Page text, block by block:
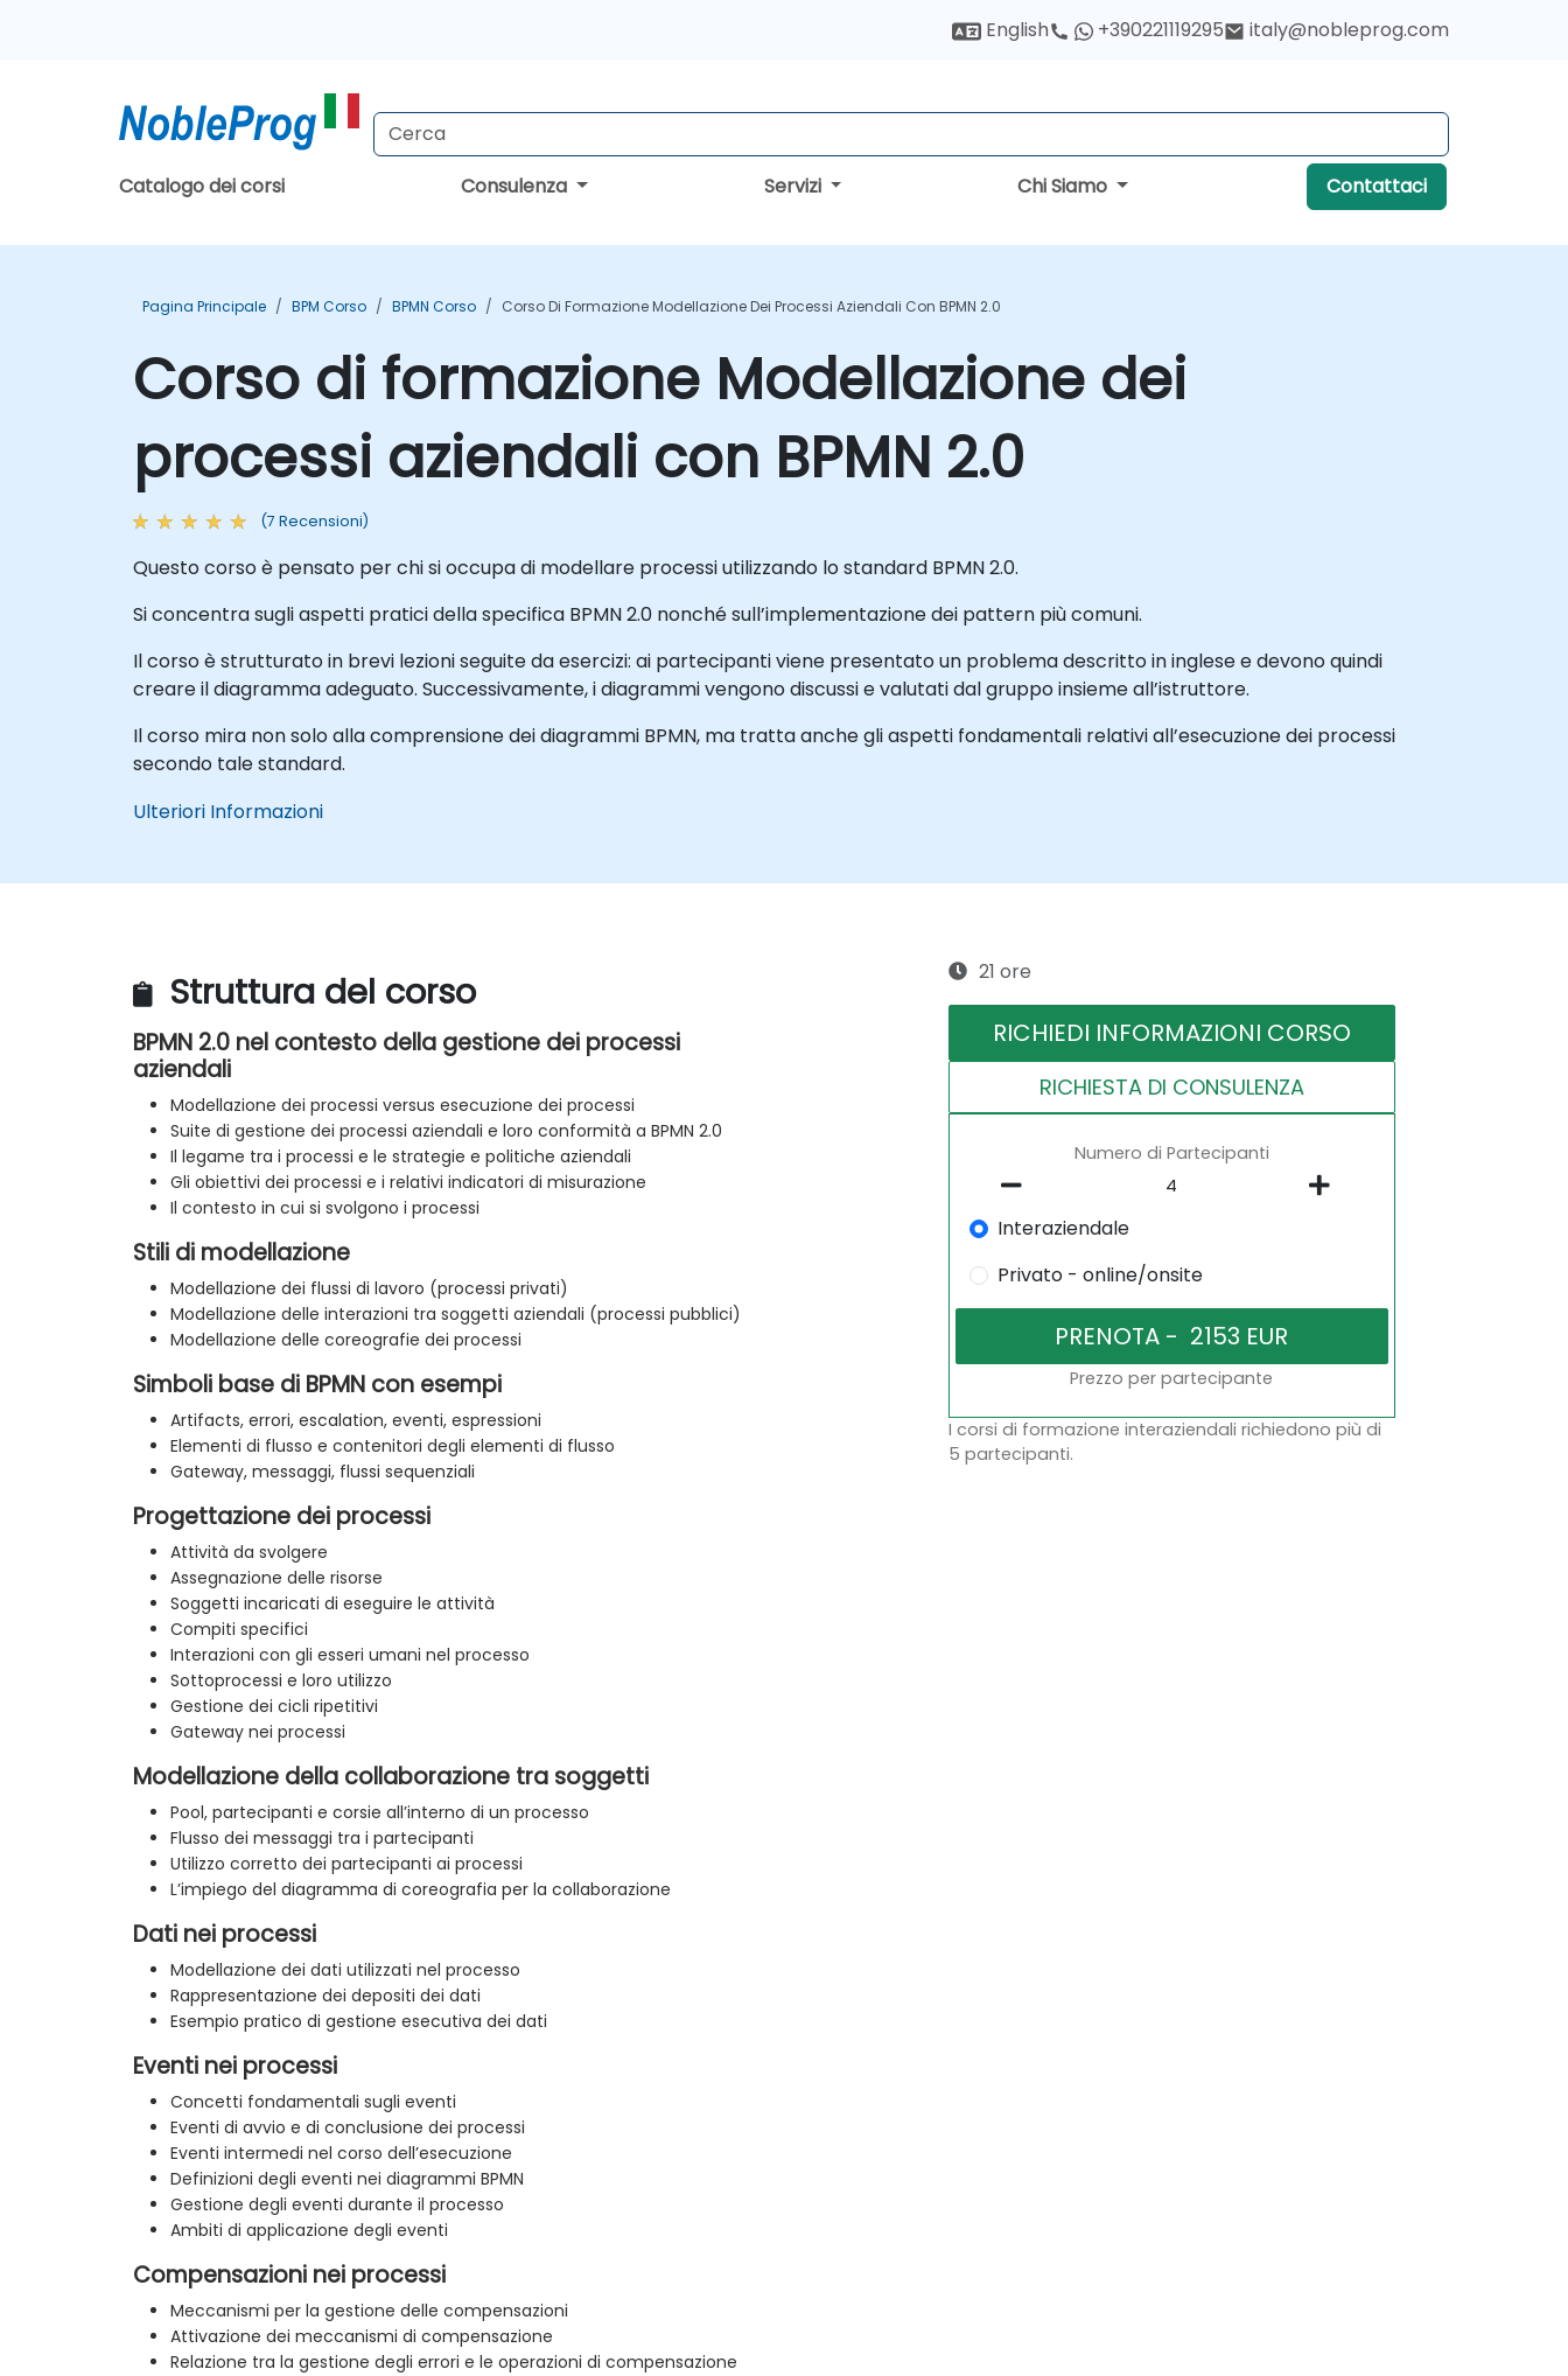
English +390221119295 italy@nobleprog.com
Catalogo dei corsi Consulenza Servizi Chi Siamo Contattaci
Pagina Principale BPM Corso BPMN Corso Corso Di Formazione Modellazione Dei Processi Aziendali Con BPMN 2.0
Corso di formazione Modellazione dei
processi aziendali con BPMN 2.0
(7 Recensioni)
Questo corso è pensato per chi si occupa di modellare processi utilizzando lo standard BPMN 2.0.
Si concentra sugli aspetti pratici della specifica BPMN 2.0 nonché sull’implementazione dei pattern più comuni.
Il corso è strutturato in brevi lezioni seguite da esercizi: ai partecipanti viene presentato un problema descritto in inglese e devono quindi
creare il diagramma adeguato. Successivamente, i diagrammi vengono discussi e valutati dal gruppo insieme all’istruttore.
Il corso mira non solo alla comprensione dei diagrammi BPMN, ma tratta anche gli aspetti fondamentali relativi all’esecuzione dei processi
secondo tale standard.
Ulteriori Informazioni
Struttura del corso
BPMN 2.0 nel contesto della gestione dei processi
aziendali
Modellazione dei processi versus esecuzione dei processi
Suite di gestione dei processi aziendali e loro conformità a BPMN 2.0
Il legame tra i processi e le strategie e politiche aziendali
Gli obiettivi dei processi e i relativi indicatori di misurazione
Il contesto in cui si svolgono i processi
Stili di modellazione
Modellazione dei flussi di lavoro (processi privati)
Modellazione delle interazioni tra soggetti aziendali (processi pubblici)
Modellazione delle coreografie dei processi
Simboli base di BPMN con esempi
Artifacts, errori, escalation, eventi, espressioni
Elementi di flusso e contenitori degli elementi di flusso
Gateway, messaggi, flussi sequenziali
Progettazione dei processi
Attività da svolgere
Assegnazione delle risorse
Soggetti incaricati di eseguire le attività
Compiti specifici
Interazioni con gli esseri umani nel processo
Sottoprocessi e loro utilizzo
Gestione dei cicli ripetitivi
Gateway nei processi
Modellazione della collaborazione tra soggetti
Pool, partecipanti e corsie all’interno di un processo
Flusso dei messaggi tra i partecipanti
Utilizzo corretto dei partecipanti ai processi
L’impiego del diagramma di coreografia per la collaborazione
Dati nei processi
Modellazione dei dati utilizzati nel processo
Rappresentazione dei depositi dei dati
Esempio pratico di gestione esecutiva dei dati
Eventi nei processi
Concetti fondamentali sugli eventi
Eventi di avvio e di conclusione dei processi
Eventi intermedi nel corso dell’esecuzione
Definizioni degli eventi nei diagrammi BPMN
Gestione degli eventi durante il processo
Ambiti di applicazione degli eventi
Compensazioni nei processi
Meccanismi per la gestione delle compensazioni
Attivazione dei meccanismi di compensazione
Relazione tra la gestione degli errori e le operazioni di compensazione
21 ore
RICHIEDI INFORMAZIONI CORSO
RICHIESTA DI CONSULENZA
Numero di Partecipanti
Interaziendale
Privato - online/onsite
Prezzo per partecipante
I corsi di formazione interaziendali richiedono più di
5 partecipanti.